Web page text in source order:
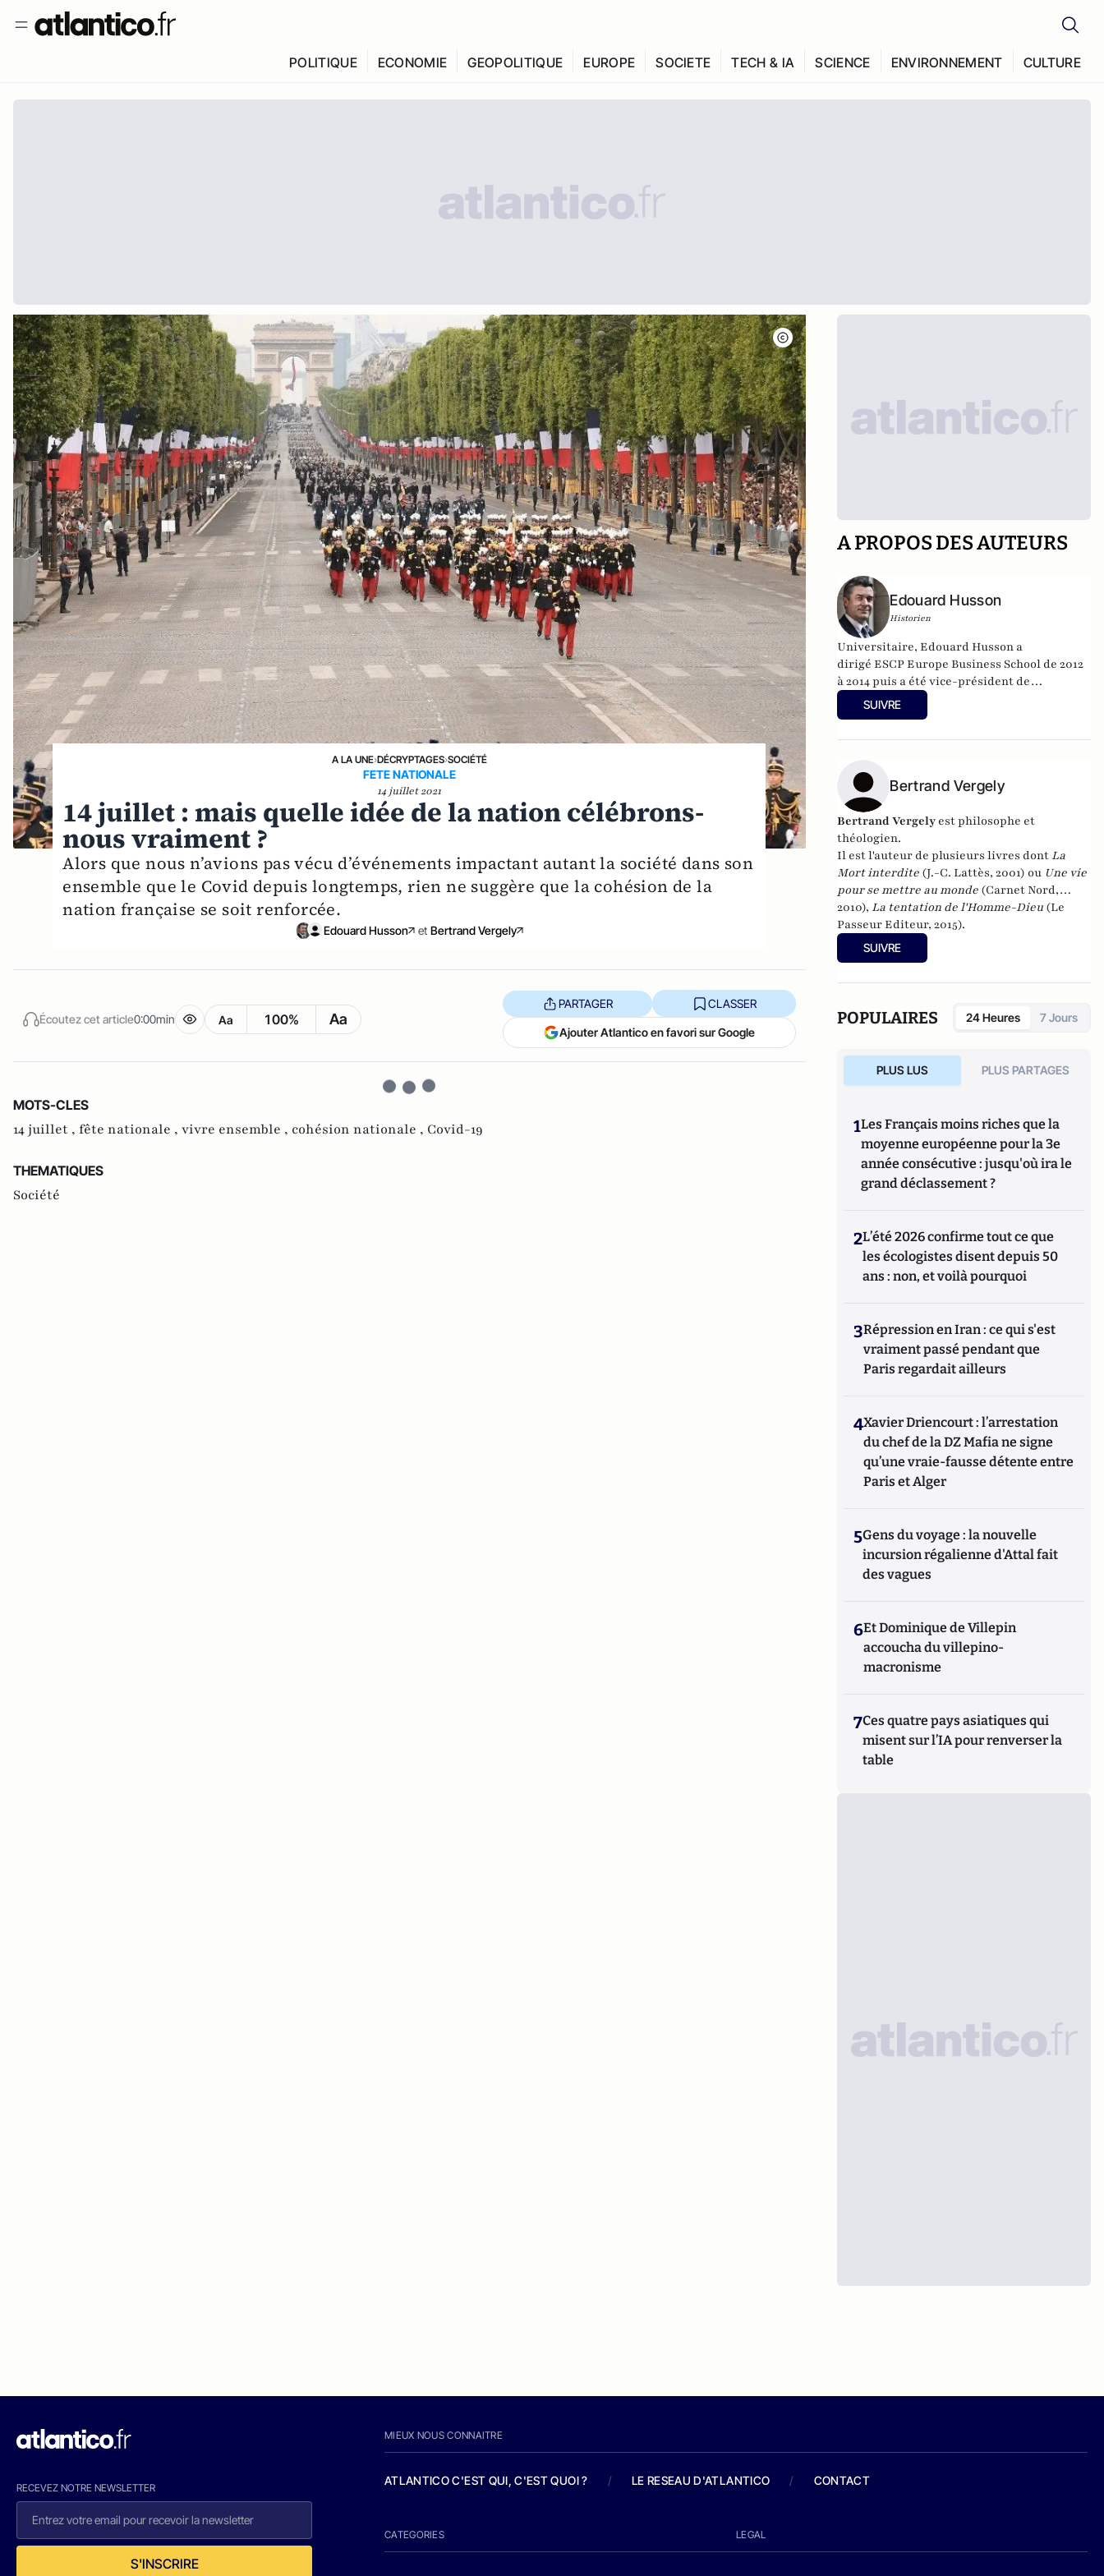
POLITIQUE ECONOMIE GEOPOLITIQUE EUROPE SOCIETE TECH & IA SCIENCE ENVIRONNEMENT CULTURE
A LA UNE›DÉCRYPTAGES›SOCIÉTÉ
FETE NATIONALE
14 juillet 2021
14 juillet : mais quelle idée de la nation célébrons-
nous vraiment ?
Alors que nous n’avions pas vécu d’événements impactant autant la société dans son
ensemble que le Covid depuis longtemps, rien ne suggère que la cohésion de la
nation française se soit renforcée.
Edouard Husson et Bertrand Vergely
Écoutez cet article0:00min Aa 100% Aa
PARTAGER CLASSER
Ajouter Atlantico en favori sur Google
MOTS-CLES
14 juillet , fête nationale , vivre ensemble , cohésion nationale , Covid-19
THEMATIQUES
Société
A PROPOS DES AUTEURS
Edouard Husson
Historien
Universitaire, Edouard Husson a
dirigéESCP Europe Business School de 2012
à 2014puis a été vice-président de
l’Université Paris Sciences & Lettres (
Il est actuellement professeur à l’Institut
travaille en particulier sur la modernisation
politique des sociétés depuis la Révolution
française. Il est l’auteur d’ouvrages et de
nombreux articles sur l’histoire de
l’Allemagne depuis la Révolution française,
l’histoire des mondialisations, l’histoire de
la monnaie, l’histoire du nazisme et des
autres violences de masse au XXème siècle
ou l’histoire des relations internationales et
des conflits contemporains. Il écrit en ce
moment une biographie de Benjamin
SUIVRE
Bertrand Vergely
Bertrand Vergely est philosophe et
théologien.
Il est l'auteur de plusieurs livres dont La
Mort interdite (J.-C. Lattès, 2001) ou Une vie
pour se mettre au monde (Carnet Nord,
2010), La tentation de l'Homme-Dieu (Le
Passeur Editeur, 2015).
SUIVRE
POPULAIRES 24 Heures 7 Jours
PLUS LUS PLUS PARTAGES
1Les Français moins riches que la
moyenne européenne pour la 3e
année consécutive : jusqu'où ira le
grand déclassement ?
2L’été 2026 confirme tout ce que
les écologistes disent depuis 50
ans : non, et voilà pourquoi
3Répression en Iran : ce qui s'est
vraiment passé pendant que
Paris regardait ailleurs
4Xavier Driencourt : l’arrestation
du chef de la DZ Mafia ne signe
qu’une vraie-fausse détente entre
Paris et Alger
5Gens du voyage : la nouvelle
incursion régalienne d'Attal fait
des vagues
6Et Dominique de Villepin
accoucha du villepino-
macronisme
7Ces quatre pays asiatiques qui
misent sur l’IA pour renverser la
table
RECEVEZ NOTRE NEWSLETTER
S'INSCRIRE
MIEUX NOUS CONNAITRE
ATLANTICO C'EST QUI, C'EST QUOI ? / LE RESEAU D'ATLANTICO / CONTACT
CATEGORIES LEGAL